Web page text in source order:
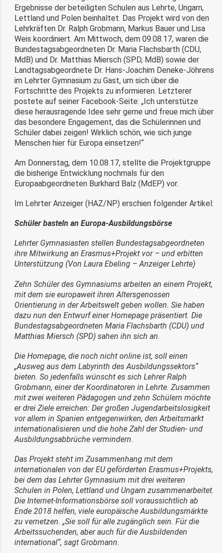
Ergebnisse der beteiligten Schulen aus Lehrte, Ungarn,
Lettland und Polen beinhaltet. Das Projekt wird von den
Lehrkräften Dr. Ralph Grobmann, Markus Bauer und Lisa
Weis koordiniert. Am Mittwoch, dem 09.08.17, waren die
Bundestagsabgeordneten Dr. Maria Flachsbarth (CDU,
MdB) und Dr. Matthias Miersch (SPD, MdB) sowie der
Landtagsabgeordnete Dr. Hans-Joachim Deneke-Jöhrens
im Lehrter Gymnasium zu Gast, um sich über die
Fortschritte des Projekts zu informieren. Letzterer
postete auf seiner Facebook-Seite: „Ich unterstütze
diese herausragende Idee sehr gerne und freue mich über
das besondere Engagement, das die Schülerinnen und
Schüler dabei zeigen! Wirklich schön, wie sich junge
Menschen hier für Europa einsetzen!“
Am Donnerstag, dem 10.08.17, stellte die Projektgruppe
die bisherige Entwicklung nochmals für den
Europaabgeordneten Burkhard Balz (MdEP) vor.
Im Lehrter Anzeiger (HAZ/NP) erschien folgender Artikel:
Schüler basteln an Europa-Ausbildungsbörse
Lehrter Gymnasiasten stellen Bundestagsabgeordneten
ihre Mitwirkung an Erasmus+Projekt vor – und erbitten
Unterstützung (Von Laura Ebeling – Anzeiger Lehrte)
Zehn Schüler des Gymnasiums arbeiten an einem Projekt,
mit dem sie europaweit ihren Altersgenossen
Orientierung in der Arbeitswelt geben wollen. Sie haben
dazu nun den Entwurf einer Homepage präsentiert. Die
Bundestagsabgeordneten Maria Flachsbarth (CDU) und
Matthias Miersch (SPD) sahen ihn sich an.
Die Homepage, die noch nicht online ist, soll einen
„Ausweg aus dem Labyrinth des Ausbildungssektors“
bieten. So jedenfalls wünscht es sich Lehrer Ralph
Grobmann, einer der Koordinatoren in Lehrte. Zusammen
mit zwei weiteren Pädagogen und zehn Schülern möchte
er drei Ziele erreichen: Der großen Jugendarbeitslosigkeit
vor allem in Spanien entgegenwirken, den Arbeitsmarkt
internationalisieren und die hohe Zahl der Studien- und
Ausbildungsabbrüche vermindern.
Das Projekt steht im Zusammenhang mit dem
internationalen von der EU geförderten Erasmus+Projekts,
bei dem das Lehrter Gymnasium mit drei weiteren
Schulen in Polen, Lettland und Ungarn zusammenarbeitet.
Die Internet-Informationsbörse soll voraussichtlich ab
Ende 2018 helfen, viele europäische Ausbildungsmärkte
zu vernetzen. „Sie soll für alle zugänglich sein. Für die
Arbeitssuchenden, aber auch für die Ausbildenden
international“, sagt Grobmann.